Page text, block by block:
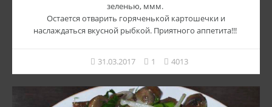
зеленью, ммм.
Остается отварить горяченькой картошечки и
наслаждаться вкусной рыбкой. Приятного аппетита!!!
31.03.2017 1 4013